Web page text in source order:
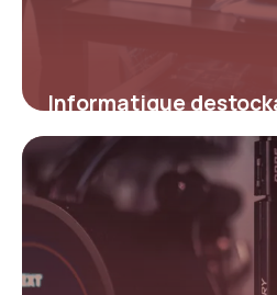
Informatique
2026
30 avril 2026